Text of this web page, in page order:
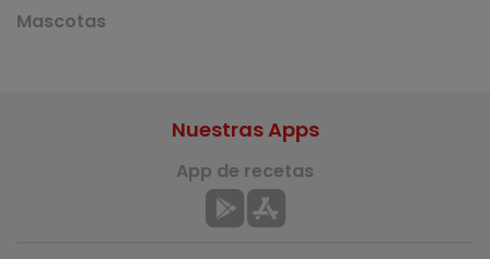
Mascotas
Nuestras Apps
App de recetas